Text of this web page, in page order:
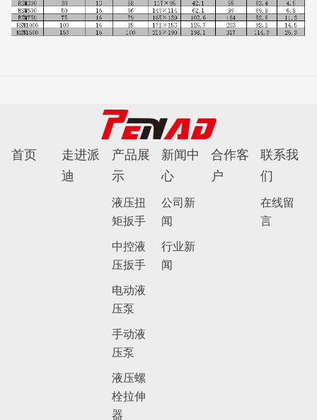
首页
走进派
迪
产品展
示
液压扭
矩扳手
中控液
压扳手
电动液
压泵
手动液
压泵
液压螺
栓拉伸
器
新闻中
心
公司新
闻
行业新
闻
合作客
户
联系我
们
在线留
言